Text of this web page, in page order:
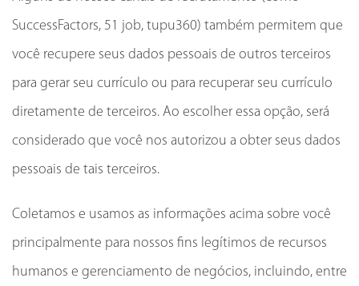
SuccessFactors, 51 job, tupu360) também permitem que
você recupere seus dados pessoais de outros terceiros
para gerar seu currículo ou para recuperar seu currículo
diretamente de terceiros. Ao escolher essa opção, será
considerado que você nos autorizou a obter seus dados
pessoais de tais terceiros.
Coletamos e usamos as informações acima sobre você
principalmente para nossos fins legítimos de recursos
humanos e gerenciamento de negócios, incluindo, entre